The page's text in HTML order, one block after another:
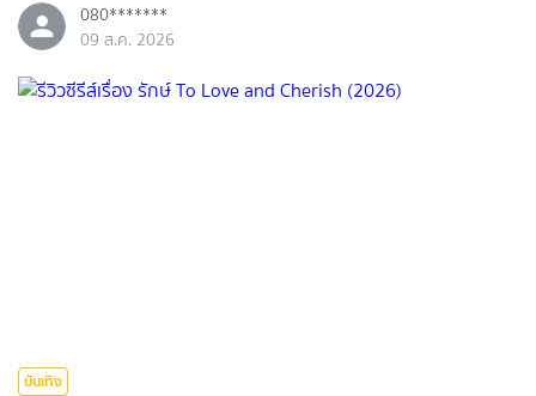
080*******
09 ส.ค. 2026
บันเทิง